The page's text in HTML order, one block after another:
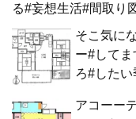
る#妄想生活#間取り
そこ気に
ー#して
ろ#した
アコーー